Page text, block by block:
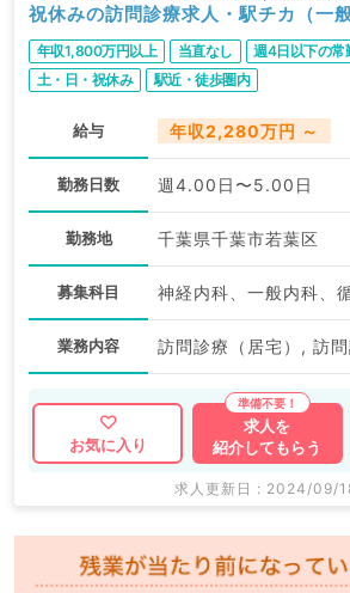
祝休みの訪問診療求人・駅チカ（一
年収1,800万円以上 当直なし
週4日以下の常
土・日・祝休み
駅近・徒歩圏内
給与 年収2,280万円 ～
勤務日数 週4.00日〜5.00日
勤務地 千葉県千葉市若葉区
募集科目
業務内容 訪問診療（居宅）, 訪問
お気に入り
求人を
紹介してもらう
求人更新日 : 2024/09/